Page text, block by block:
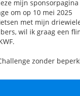
mijn
om op 10 mei 2025
met mijn
wil ik graag een
zonder